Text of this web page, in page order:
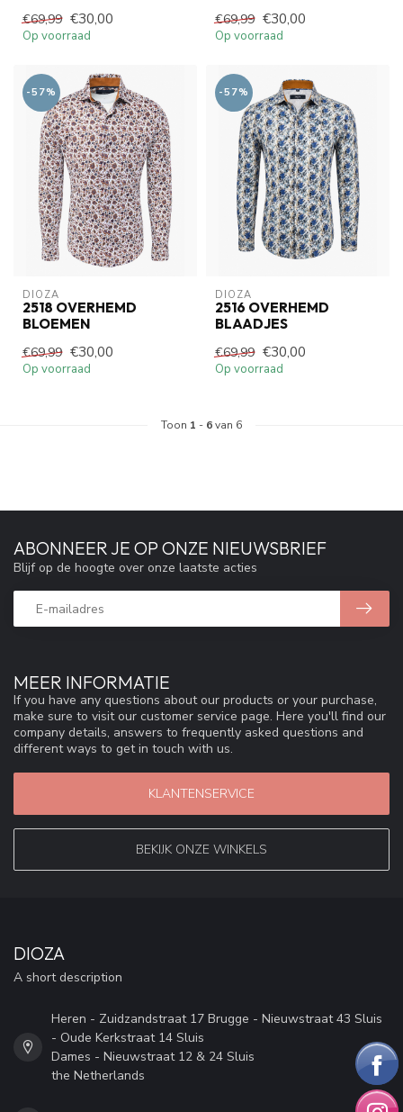
€69,99 €30,00
Op voorraad
€69,99 €30,00
Op voorraad
-57%
DIOZA
2518 OVERHEMD
BLOEMEN
€69,99 €30,00
Op voorraad
-57%
DIOZA
2516 OVERHEMD
BLAADJES
€69,99 €30,00
Op voorraad
Toon 1 - 6van 6
MEER INFORMATIE
If you have any questions about our products or your purchase,
make sure to visit our customer service page. Here you'll find our
company details, answers to frequently asked questions and
different ways to get in touch with us.
KLANTENSERVICE
BEKIJK ONZE WINKELS
ABONNEER JE OP ONZE NIEUWSBRIEF
Blijf op de hoogte over onze laatste acties
DIOZA
A short description
Heren - Zuidzandstraat 17 Brugge - Nieuwstraat 43 Sluis
- Oude Kerkstraat 14 Sluis
Dames - Nieuwstraat 12 & 24 Sluis
the Netherlands